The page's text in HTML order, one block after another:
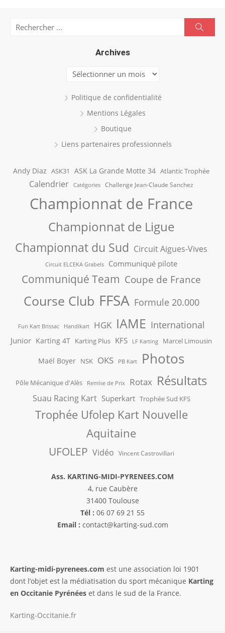
Archives
Archives
Politique de confidentialité
Mentions Légales
Boutique
Liens partenaires professionnels
Andy Diaz ASK31 ASK La Grande Motte 34 Atlantic Trophée
Calendrier Catégories Challenge Jean-Claude Sanchez
Championnat de France
Championnat de Ligue
Championnat du Sud Circuit Aigues-Vives
Circuit ELCEKA Grabels Communiqué pilote
Communiqué Team Coupe de France
Course Club FFSA Formule 20.000
Fun Kart Brissac Handikart HGK IAME International
Junior Karting 4T Karting Plus KFS LF Karting Marcel Limousin
Maël Boyer NSK OKS PB Kart Photos
Pôle Mécanique d'Alès Remise de Prix Rotax Résultats
Suau Racing Kart Superkart Trophée Sud KFS
Trophée Ufolep Kart Nouvelle
Aquitaine
UFOLEP Vidéo Vincent Castrovillari
Ass. KARTING-MIDI-PYRENEES.COM
4, rue Caubère
31400 Toulouse
Tél : 06 07 69 21 55
Email : contact@karting-sud.com
Karting-midi-pyrenees.com est une association loi 1901
dont l’objet est la médiatisation du sport mécanique Karting
en Occitanie Pyrénées et dans le sud de la France.
Karting-Occitanie.fr